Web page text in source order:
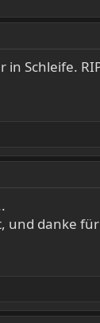
in Schleife.
und danke